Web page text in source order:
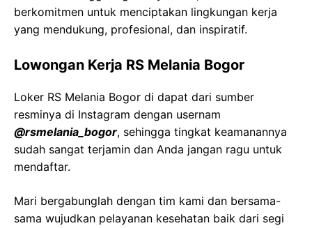
berkomitmen untuk menciptakan lingkungan kerja
yang mendukung, profesional, dan inspiratif.
Lowongan Kerja RS Melania Bogor
Loker RS Melania Bogor di dapat dari sumber
resminya di Instagram dengan usernam
@rsmelania_bogor, sehingga tingkat keamanannya
sudah sangat terjamin dan Anda jangan ragu untuk
mendaftar.
Mari bergabunglah dengan tim kami dan bersama-
sama wujudkan pelayanan kesehatan baik dari segi